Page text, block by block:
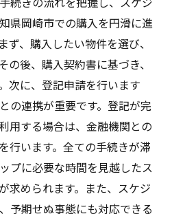
県岡崎市での購入を円滑に進
ず、購入したい物件を選び、
の後、購入契約書に基づき、
次に、登記申請を行います
の連携が重要です。登記が完
用する場合は、金融機関との
行います。全ての手続きが滞
プに必要な時間を見越したス
求められます。また、スケジ
予期せぬ事態にも対応できる